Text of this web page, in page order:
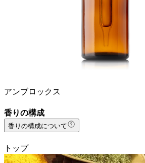
アンブロックス
香りの構成
香りの構成について
トップ